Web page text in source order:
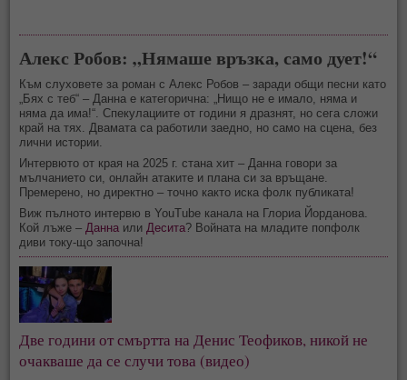
Алекс Робов: „Нямаше връзка, само дует!“
Към слуховете за роман с Алекс Робов – заради общи песни като
„Бях с теб“ – Данна е категорична: „Нищо не е имало, няма и
няма да има!“. Спекулациите от години я дразнят, но сега сложи
край на тях. Двамата са работили заедно, но само на сцена, без
лични истории.
Интервюто от края на 2025 г. стана хит – Данна говори за
мълчанието си, онлайн атаките и плана си за връщане.
Премерено, но директно – точно както иска фолк публиката!
Виж пълното интервю в YouTube канала на Глориа Йорданова.
Кой лъже – Данна или Десита? Войната на младите попфолк
диви току-що започна!
Две години от смъртта на Денис Теофиков, никой не
очакваше да се случи това (видео)